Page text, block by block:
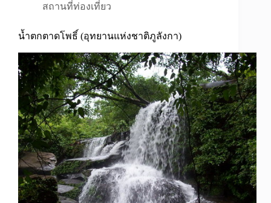
สถานที่ท่องเที่ยว
น้ำตกตาดโพธิ์ (อุทยานแห่งชาติภูลังกา)